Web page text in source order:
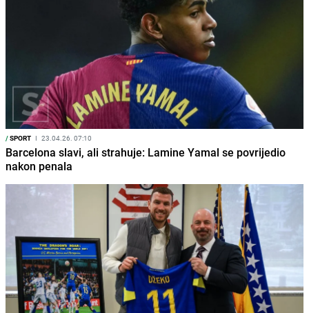
/SPORT I 23.04.26. 07:10
Barcelona slavi, ali strahuje: Lamine Yamal se povrijedio
nakon penala